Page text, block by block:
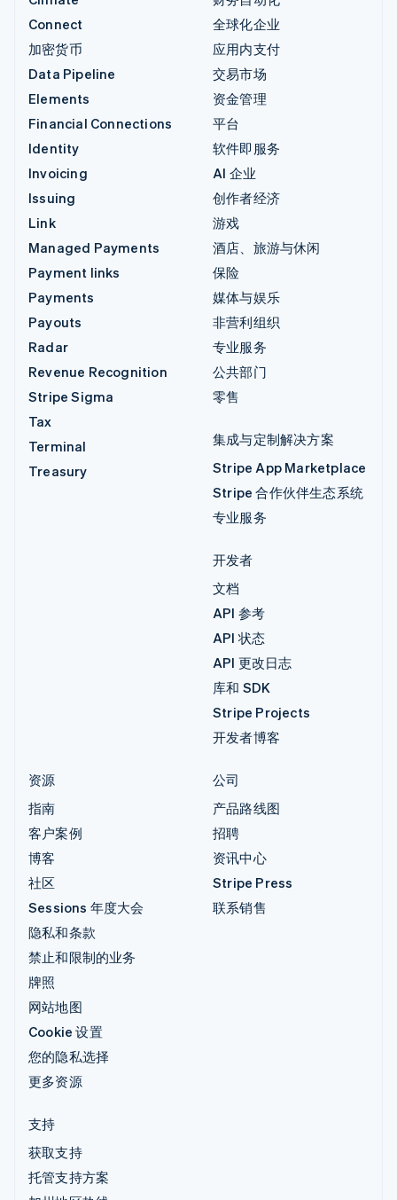
Connect
加密货币
Data Pipeline
Elements
Financial Connections
Identity
Invoicing
Issuing
Link
Managed Payments
Payment links
Payments
Payouts
Radar
Revenue Recognition
Stripe Sigma
Tax
Terminal
Treasury
全球化企业
应用内支付
交易市场
资金管理
平台
软件即服务
AI 企业
创作者经济
游戏
酒店、旅游与休闲
保险
媒体与娱乐
非营利组织
专业服务
公共部门
零售
集成与定制解决方案
Stripe App Marketplace
Stripe 合作伙伴生态系统
专业服务
开发者
文档
API 参考
API 状态
API 更改日志
库和 SDK
Stripe Projects
开发者博客
资源
指南
客户案例
博客
社区
Sessions 年度大会
隐私和条款
禁止和限制的业务
牌照
网站地图
Cookie 设置
您的隐私选择
更多资源
公司
产品路线图
招聘
资讯中心
Stripe Press
联系销售
支持
获取支持
托管支持方案